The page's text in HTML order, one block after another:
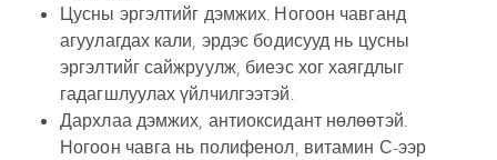
Цусны эргэлтийг дэмжих. Ногоон чавганд
агуулагдах кали, эрдэс бодисууд нь цусны
эргэлтийг сайжруулж, биеэс хог хаягдлыг
гадагшлуулах үйлчилгээтэй.
Дархлаа дэмжих, антиоксидант нөлөөтэй.
Ногоон чавга нь полифенол, витамин С-ээр